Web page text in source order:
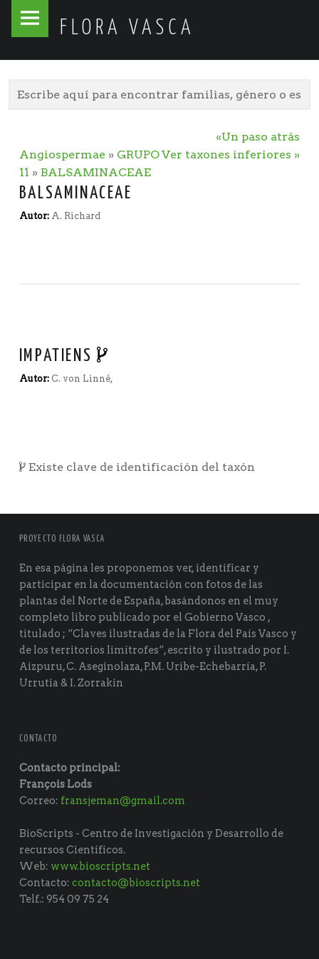
FLORA VASCA
Flora
Skip
«Un paso atrás
Ver taxones inferiores »
Angiospermae» GRUPO
11 » BALSAMINACEAE
BALSAMINACEAE
Autor: A. Richard
IMPATIENS
Autor: C. von Linné,
Existe clave de identificación del taxón
PROYECTO FLORA VASCA
En esa página les proponemos ver, identificar y
participar en la documentación con fotos de las
plantas del Norte de España, basándonos en el muy
completo libro publicado por el Gobierno Vasco ,
titulado ; “Claves ilustradas de la Flora del País Vasco y
de los territorios limítrofes“, escrito y ilustrado por I.
Aizpuru, C. Aseginolaza, P.M. Uribe-Echebarría, P.
Urrutia & I. Zorrakin
CONTACTO
Contacto principal:
François Lods
Correo: fransjeman@gmail.com
BioScripts - Centro de Investigación y Desarrollo de
recursos Científicos.
Web: www.bioscripts.net
Contacto:contacto@bioscripts.net
Telf.: 954 09 75 24